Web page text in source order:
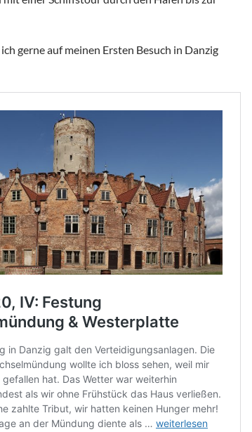
gerne auf meinen Ersten Besuch in Danzig